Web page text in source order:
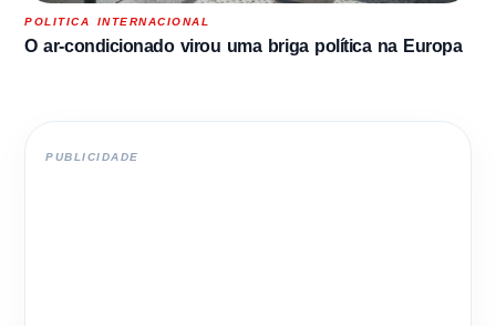
POLITICA INTERNACIONAL
O ar-condicionado virou uma briga política na Europa
PUBLICIDADE